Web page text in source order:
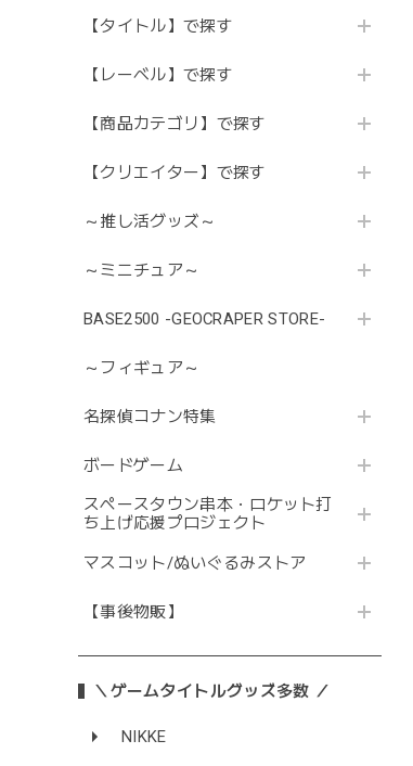
【タイトル】で探す
【レーベル】で探す
【商品カテゴリ】で探す
【クリエイター】で探す
～推し活グッズ～
～ミニチュア～
BASE2500 -GEOCRAPER STORE-
～フィギュア～
名探偵コナン特集
ボードゲーム
スペースタウン串本・ロケット打
ち上げ応援プロジェクト
マスコット/ぬいぐるみストア
【事後物販】
＼ゲームタイトルグッズ多数 ／
NIKKE